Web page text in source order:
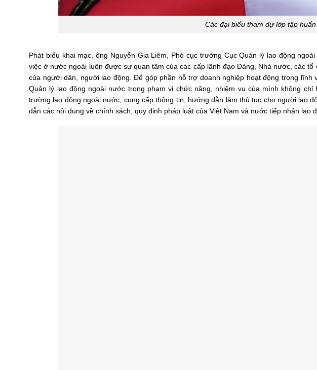
Các đại biểu tham dự lớp tập huấn
Phát biểu khai mạc, ông Nguyễn Gia Liêm, Phó cục trưởng Cục Quản lý lao động
việc ở nước ngoài luôn được sự quan tâm của các cấp lãnh đạo Đảng, Nhà nước, các
của người dân, người lao động. Để góp phần hỗ trợ doanh nghiệp hoạt động trong
Quản lý lao động ngoài nước trong phạm vi chức năng, nhiệm vụ của mình không
trường lao động ngoài nước, cung cấp thông tin, hướng dẫn làm thủ tục cho người lao
dẫn các nội dung về chính sách, quy định pháp luật của Việt Nam và nước tiếp nhận lao